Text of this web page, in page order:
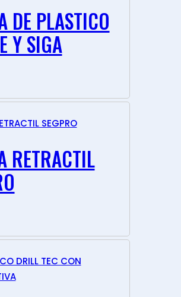
DE PLASTICO
Y SIGA
RETRACTIL